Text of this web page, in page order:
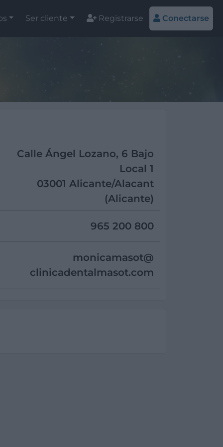
Ser cliente Registrarse Conectarse
Calle Ángel Lozano, 6 Bajo
Local 1
03001 Alicante/Alacant
(Alicante)
965 200 800
monicamasot@
clinicadentalmasot.com